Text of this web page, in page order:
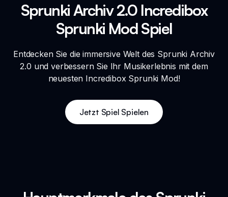
Sprunki Archiv 2.0 Incredibox
Sprunki Mod Spiel
Entdecken Sie die immersive Welt des Sprunki Archiv
2.0 und verbessern Sie Ihr Musikerlebnis mit dem
neuesten Incredibox Sprunki Mod!
Jetzt Spiel Spielen